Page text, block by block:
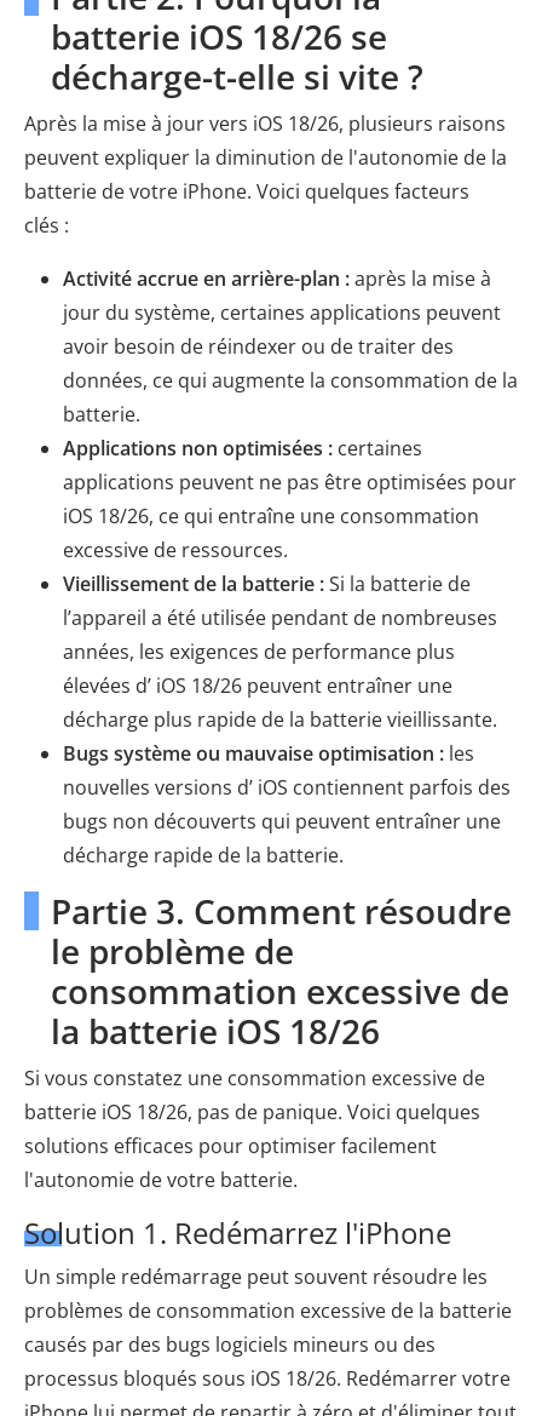
batterie iOS 18/26 se
décharge-t-elle si vite ?
Après la mise à jour vers iOS 18/26, plusieurs raisons
peuvent expliquer la diminution de l'autonomie de la
batterie de votre iPhone. Voici quelques facteurs
clés :
Activité accrue en arrière-plan :après la mise à
jour du système, certaines applications peuvent
avoir besoin de réindexer ou de traiter des
données, ce qui augmente la consommation de la
batterie.
Applications non optimisées : certaines
applications peuvent ne pas être optimisées pour
iOS 18/26, ce qui entraîne une consommation
excessive de ressources.
Vieillissement de la batterie :Si la batterie de
l’appareil a été utilisée pendant de nombreuses
années, les exigences de performance plus
élevées d’ iOS 18/26 peuvent entraîner une
décharge plus rapide de la batterie vieillissante.
Bugs système ou mauvaise optimisation : les
nouvelles versions d’ iOS contiennent parfois des
bugs non découverts qui peuvent entraîner une
décharge rapide de la batterie.
Partie 3. Comment résoudre
le problème de
consommation excessive de
la batterie iOS 18/26
Si vous constatez une consommation excessive de
batterie iOS 18/26, pas de panique. Voici quelques
solutions efficaces pour optimiser facilement
l'autonomie de votre batterie.
Solution 1. Redémarrez l'iPhone
Un simple redémarrage peut souvent résoudre les
problèmes de consommation excessive de la batterie
causés par des bugs logiciels mineurs ou des
processus bloqués sous iOS 18/26. Redémarrer votre